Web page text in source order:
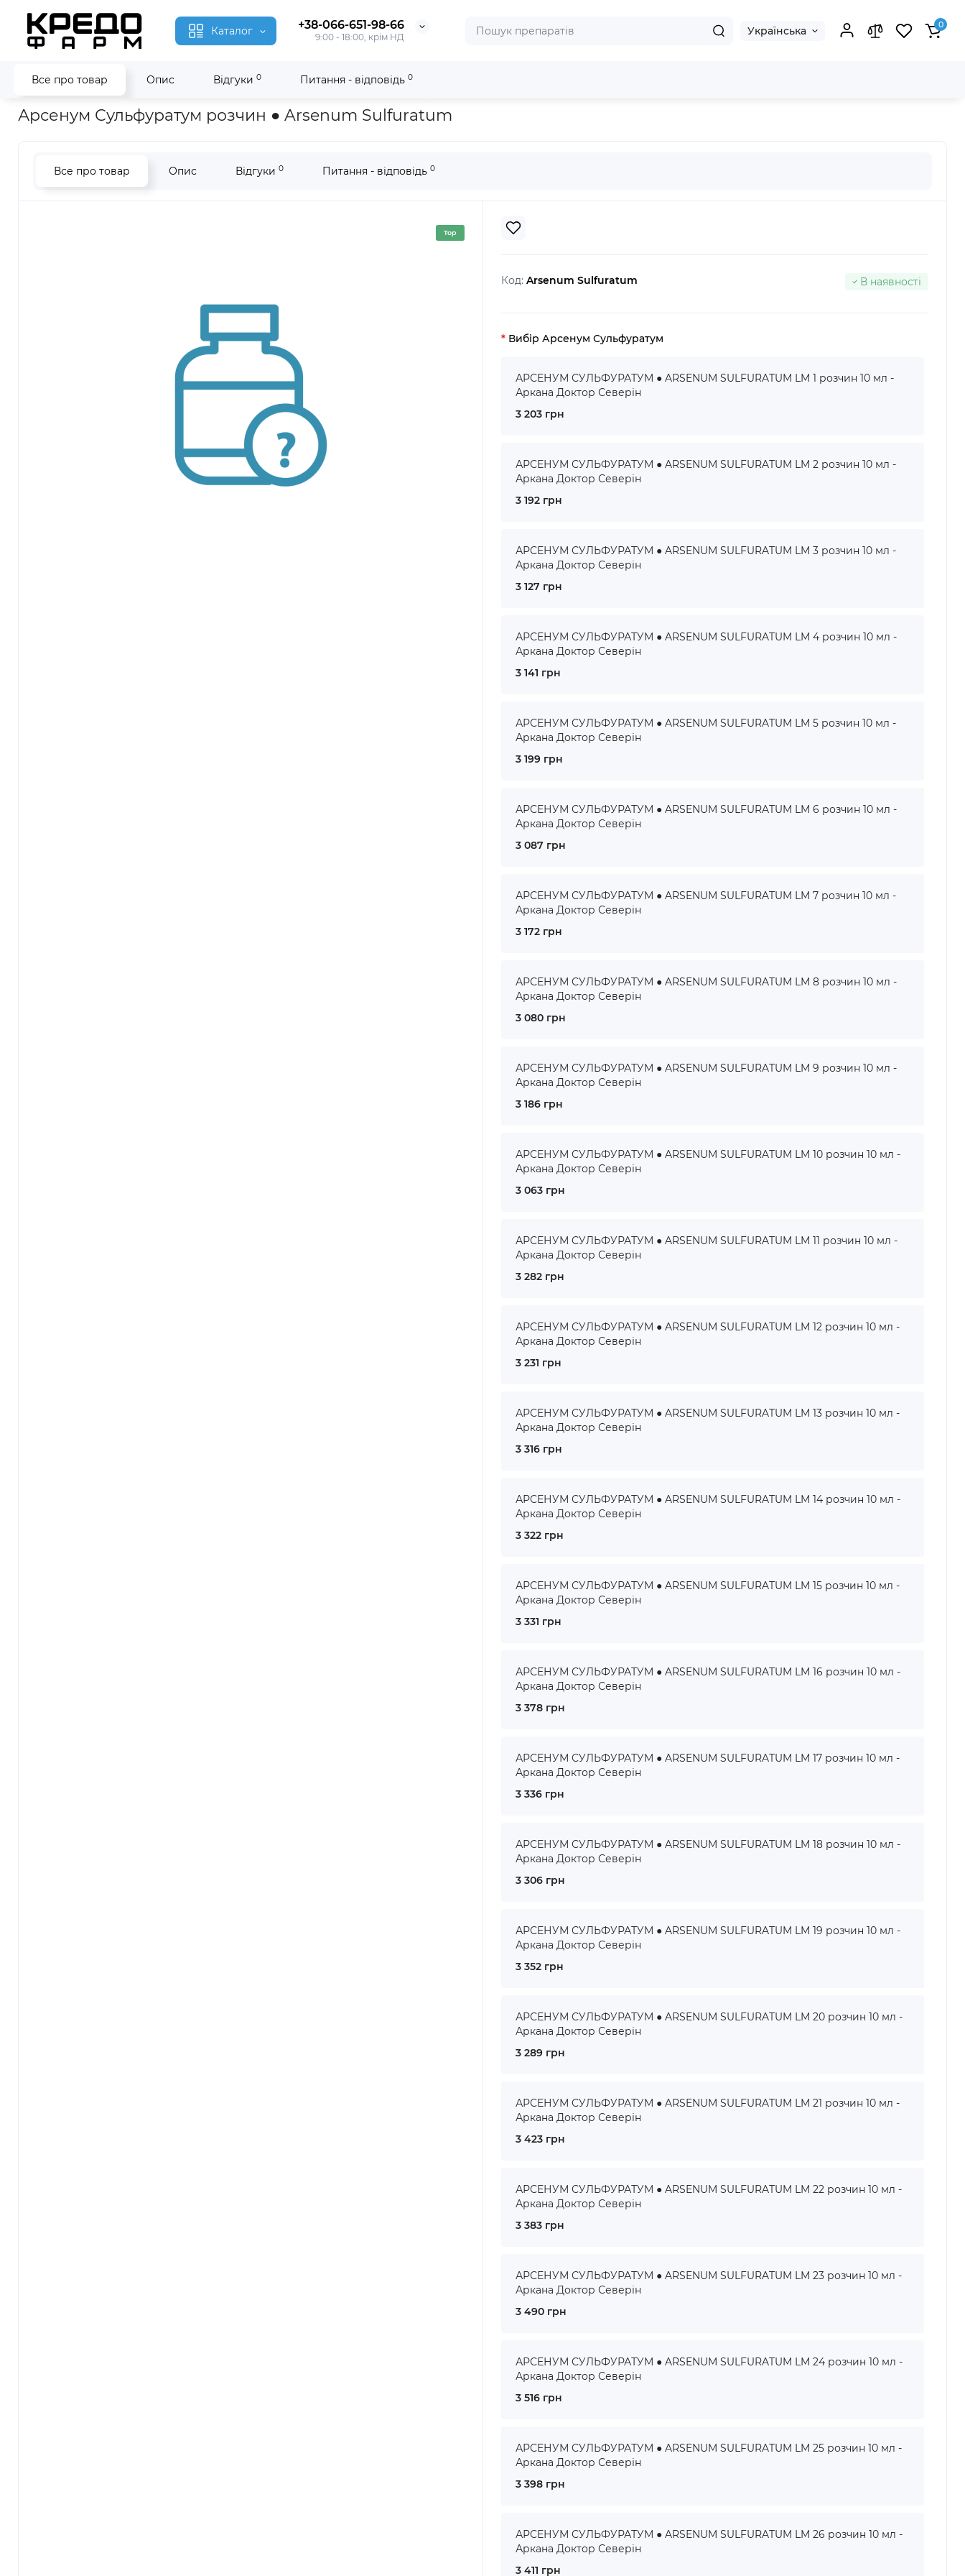
Каталог +38-066-651-98-66
9:00 - 18:00, крім НД Українська 0
Все про товар Опис Відгуки 0 Питання - відповідь 0
Головна Гомеопатія Арсенум Сульфуратум ● Arsenum Sulfuratum
Арсенум Сульфуратум розчин ● Arsenum Sulfuratum
Все про товар Опис Відгуки 0 Питання - відповідь 0
Top
Код: Arsenum Sulfuratum В наявності
Вибір Арсенум Сульфуратум
АРСЕНУМ СУЛЬФУРАТУМ ● ARSENUM SULFURATUM LM 1 розчин 10 мл -
Аркана Доктор Северін
3 203 грн
АРСЕНУМ СУЛЬФУРАТУМ ● ARSENUM SULFURATUM LM 2 розчин 10 мл -
Аркана Доктор Северін
3 192 грн
АРСЕНУМ СУЛЬФУРАТУМ ● ARSENUM SULFURATUM LM 3 розчин 10 мл -
Аркана Доктор Северін
3 127 грн
АРСЕНУМ СУЛЬФУРАТУМ ● ARSENUM SULFURATUM LM 4 розчин 10 мл -
Аркана Доктор Северін
3 141 грн
АРСЕНУМ СУЛЬФУРАТУМ ● ARSENUM SULFURATUM LM 5 розчин 10 мл -
Аркана Доктор Северін
3 199 грн
АРСЕНУМ СУЛЬФУРАТУМ ● ARSENUM SULFURATUM LM 6 розчин 10 мл -
Аркана Доктор Северін
3 087 грн
АРСЕНУМ СУЛЬФУРАТУМ ● ARSENUM SULFURATUM LM 7 розчин 10 мл -
Аркана Доктор Северін
3 172 грн
АРСЕНУМ СУЛЬФУРАТУМ ● ARSENUM SULFURATUM LM 8 розчин 10 мл -
Аркана Доктор Северін
3 080 грн
АРСЕНУМ СУЛЬФУРАТУМ ● ARSENUM SULFURATUM LM 9 розчин 10 мл -
Аркана Доктор Северін
3 186 грн
АРСЕНУМ СУЛЬФУРАТУМ ● ARSENUM SULFURATUM LM 10 розчин 10 мл -
Аркана Доктор Северін
3 063 грн
АРСЕНУМ СУЛЬФУРАТУМ ● ARSENUM SULFURATUM LM 11 розчин 10 мл -
Аркана Доктор Северін
3 282 грн
АРСЕНУМ СУЛЬФУРАТУМ ● ARSENUM SULFURATUM LM 12 розчин 10 мл -
Аркана Доктор Северін
3 231 грн
АРСЕНУМ СУЛЬФУРАТУМ ● ARSENUM SULFURATUM LM 13 розчин 10 мл -
Аркана Доктор Северін
3 316 грн
АРСЕНУМ СУЛЬФУРАТУМ ● ARSENUM SULFURATUM LM 14 розчин 10 мл -
Аркана Доктор Северін
3 322 грн
АРСЕНУМ СУЛЬФУРАТУМ ● ARSENUM SULFURATUM LM 15 розчин 10 мл -
Аркана Доктор Северін
3 331 грн
АРСЕНУМ СУЛЬФУРАТУМ ● ARSENUM SULFURATUM LM 16 розчин 10 мл -
Аркана Доктор Северін
3 378 грн
АРСЕНУМ СУЛЬФУРАТУМ ● ARSENUM SULFURATUM LM 17 розчин 10 мл -
Аркана Доктор Северін
3 336 грн
АРСЕНУМ СУЛЬФУРАТУМ ● ARSENUM SULFURATUM LM 18 розчин 10 мл -
Аркана Доктор Северін
3 306 грн
АРСЕНУМ СУЛЬФУРАТУМ ● ARSENUM SULFURATUM LM 19 розчин 10 мл -
Аркана Доктор Северін
3 352 грн
АРСЕНУМ СУЛЬФУРАТУМ ● ARSENUM SULFURATUM LM 20 розчин 10 мл -
Аркана Доктор Северін
3 289 грн
АРСЕНУМ СУЛЬФУРАТУМ ● ARSENUM SULFURATUM LM 21 розчин 10 мл -
Аркана Доктор Северін
3 423 грн
АРСЕНУМ СУЛЬФУРАТУМ ● ARSENUM SULFURATUM LM 22 розчин 10 мл -
Аркана Доктор Северін
3 383 грн
АРСЕНУМ СУЛЬФУРАТУМ ● ARSENUM SULFURATUM LM 23 розчин 10 мл -
Аркана Доктор Северін
3 490 грн
АРСЕНУМ СУЛЬФУРАТУМ ● ARSENUM SULFURATUM LM 24 розчин 10 мл -
Аркана Доктор Северін
3 516 грн
АРСЕНУМ СУЛЬФУРАТУМ ● ARSENUM SULFURATUM LM 25 розчин 10 мл -
Аркана Доктор Северін
3 398 грн
АРСЕНУМ СУЛЬФУРАТУМ ● ARSENUM SULFURATUM LM 26 розчин 10 мл -
Аркана Доктор Северін
3 411 грн